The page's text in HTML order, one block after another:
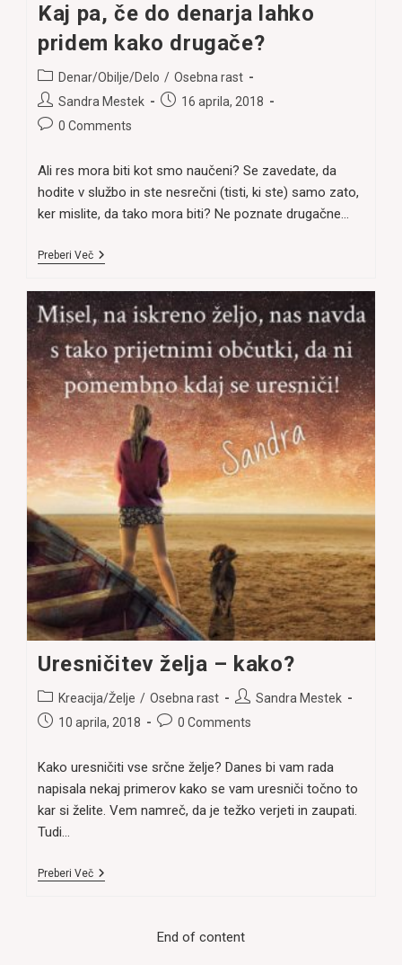
Kaj pa, če do denarja lahko
pridem kako drugače?
Post
category:
Denar/Obilje/Delo / Osebna rast
Post
author:
Sandra Mestek
Post16 aprila, 2018
Post0 Comments
Ali res mora biti kot smo naučeni? Se zavedate, da
hodite v službo in ste nesrečni (tisti, ki ste) samo zato,
ker mislite, da tako mora biti? Ne poznate drugačne…
Preberi VečKaj
Do
Denarja
Lahko
Pridem
Kako
Drugače?
Uresničitev želja – kako?
Post
category:
Kreacija/Želje / Osebna rast
Post
author:
Sandra Mestek
Post10 aprila, 2018
Post0 Comments
Kako uresničiti vse srčne želje? Danes bi vam rada
napisala nekaj primerov kako se vam uresniči točno to
kar si želite. Vem namreč, da je težko verjeti in zaupati.
Tudi…
Preberi VečUresničitev
End of content